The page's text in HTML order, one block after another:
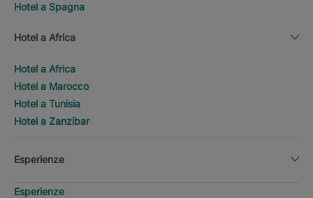
Hotel a Spagna
Hotel a Africa
Hotel a Africa
Hotel a Marocco
Hotel a Tunisia
Hotel a Zanzibar
Esperienze
Esperienze